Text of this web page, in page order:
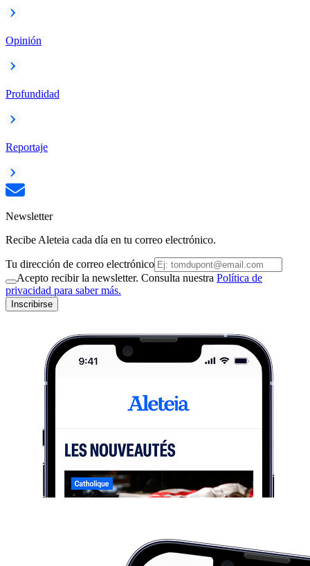
Opinión
Profundidad
Reportaje
Newsletter
Recibe Aleteia cada día en tu correo electrónico.
Tu dirección de correo electrónico
Acepto recibir la newsletter. Consulta nuestra Política de
privacidad para saber más.
Inscribirse